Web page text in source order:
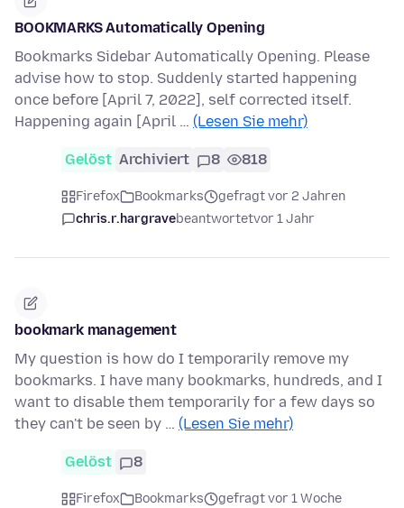
BOOKMARKS Automatically Opening
Bookmarks Sidebar Automatically Opening. Please
advise how to stop. Suddenly started happening
once before [April 7, 2022], self corrected itself.
Happening again [April … (Lesen Sie mehr)
Gelöst Archiviert 8 818
Firefox Bookmarks
gefragt vor 2 Jahren
chris.r.hargravebeantwortetvor 1 Jahr
bookmark management
My question is how do I temporarily remove my
bookmarks. I have many bookmarks, hundreds, and I
want to disable them temporarily for a few days so
they can't be seen by … (Lesen Sie mehr)
Gelöst 8
Firefox Bookmarks
gefragt vor 1 Woche